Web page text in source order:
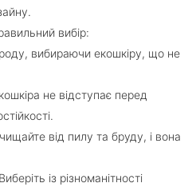
вибір:
вибираючи екошкіру, що не
не відступає перед
від пилу та бруду, і вона
із різноманітності